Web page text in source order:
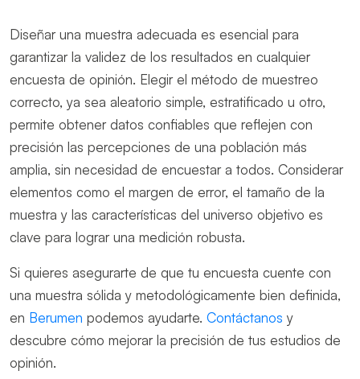
Diseñar una muestra adecuada es esencial para
garantizar la validez de los resultados en cualquier
encuesta de opinión. Elegir el método de muestreo
correcto, ya sea aleatorio simple, estratificado u otro,
permite obtener datos confiables que reflejen con
precisión las percepciones de una población más
amplia, sin necesidad de encuestar a todos. Considerar
elementos como el margen de error, el tamaño de la
muestra y las características del universo objetivo es
clave para lograr una medición robusta.
Si quieres asegurarte de que tu encuesta cuente con
una muestra sólida y metodológicamente bien definida,
en Berumen podemos ayudarte. Contáctanos y
descubre cómo mejorar la precisión de tus estudios de
opinión.